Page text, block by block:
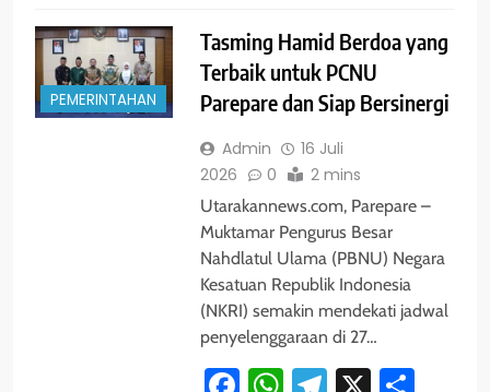
PEMERINTAHAN
Tasming Hamid Berdoa yang
Terbaik untuk PCNU
Parepare dan Siap Bersinergi
Admin
16 Juli
2026
0 2 mins
Utarakannews.com, Parepare –
Muktamar Pengurus Besar
Nahdlatul Ulama (PBNU) Negara
Kesatuan Republik Indonesia
(NKRI) semakin mendekati jadwal
penyelenggaraan di 27…